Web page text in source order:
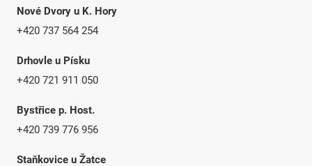
Nové Dvory u K. Hory
+420 737 564 254
Drhovle u Písku
+420 721 911 050
Bystřice p. Host.
+420 739 776 956
Staňkovice u Žatce